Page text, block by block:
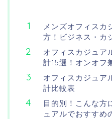
メンズオフィスカ
方！ビジネス・カ
オフィスカジュア
計15選！オンオフ
オフィスカジュア
計比較表
目的別！こんな方
ュアルでおすすめ